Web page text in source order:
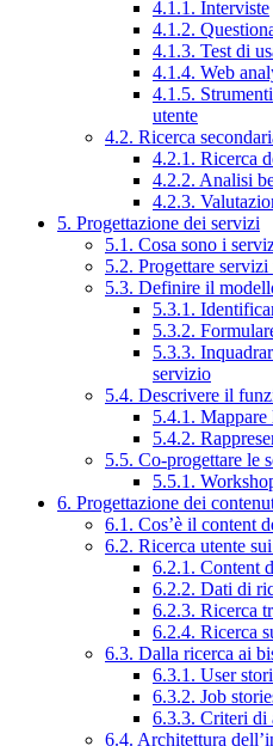
4.1.1. Interviste
4.1.2.
4.1.3. Test di
4.1.4. Web
4.1.5.
utente
4.2. Ricerca
4.2.1. Ricerca
4.2.2. Analisi
4.2.3.
5. Progettazione dei servizi
5.1. Cosa sono i
5.2. Progettare
5.3. Definire il
5.3.1.
5.3.2.
5.3.3.
servizio
5.4. Descrivere il
5.4.1. Mappare
5.4.2.
5.5. Co-progettare le
5.5.1.
6. Progettazione dei
6.1. Cos’è il content
6.2. Ricerca utente
6.2.1. Content
6.2.2. Dati di
6.2.3. Ricerca
6.2.4. Ricerca
6.3. Dalla ricerca ai
6.3.1. User
6.3.2. Job
6.3.3. Criteri di
6.4. Architettura